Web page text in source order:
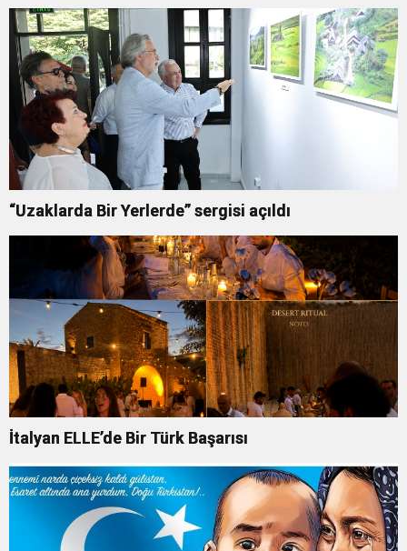
“Uzaklarda Bir Yerlerde” sergisi açıldı
İtalyan ELLE’de Bir Türk Başarısı